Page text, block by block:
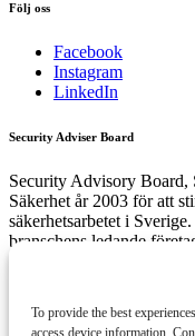
To provide the best
access device information.
Följ oss
Facebook
Instagram
LinkedIn
Security Adviser Board
Security Advisory
Säkerhet år 2003 för att
säkerhetsarbetet i
branschens ledande
fyra gånger per år och